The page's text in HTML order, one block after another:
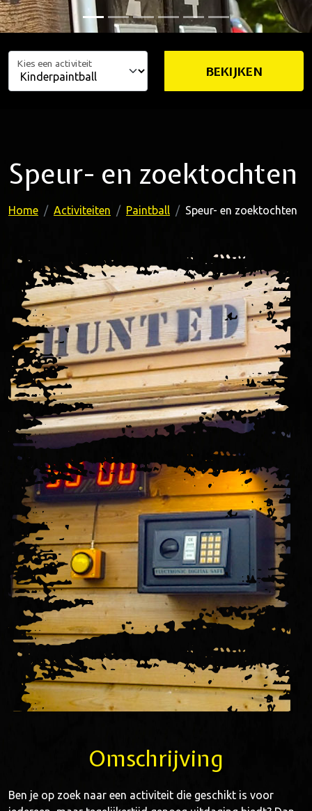
Kies een activiteit BEKIJKEN
Speur- en zoektochten
Home Activiteiten Paintball Speur- en zoektochten
Omschrijving
Ben je op zoek naar een activiteit die geschikt is voor